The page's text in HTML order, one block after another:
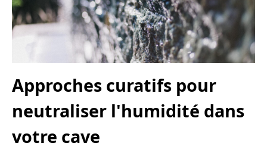
Approches curatifs pour
neutraliser l'humidité dans
votre cave